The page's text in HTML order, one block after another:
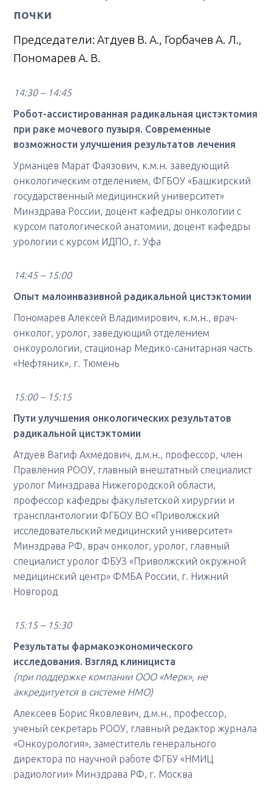
почки
Председатели: Атдуев В. А., Горбачев А. Л.,
Пономарев А. В.
14:30 – 14:45
Робот-ассистированная радикальная цистэктомия
при раке мочевого пузыря. Современные
возможности улучшения результатов лечения
Урманцев Марат Фаязович, к.м.н. заведующий
онкологическим отделением, ФГБОУ «Башкирский
государственный медицинский университет»
Минздрава России, доцент кафедры онкологии с
курсом патологической анатомии, доцент кафедры
урологии с курсом ИДПО, г. Уфа
14:45 – 15:00
Опыт малоинвазивной радикальной цистэктомии
Пономарев Алексей Владимирович, к.м.н., врач-
онколог, уролог, заведующий отделением
онкоурологии, стационар Медико-санитарная часть
«Нефтяник», г. Тюмень
15:00 – 15:15
Пути улучшения онкологических результатов
радикальной цистэктомии
Атдуев Вагиф Ахмедович, д.м.н., профессор, член
Правления РООУ, главный внештатный специалист
уролог Минздрава Нижегородской области,
профессор кафедры факультетской хирургии и
трансплантологии ФГБОУ ВО «Приволжский
исследовательский медицинский университет»
Минздрава РФ, врач онколог, уролог, главный
специалист уролог ФБУЗ «Приволжский окружной
медицинский центр» ФМБА России, г. Нижний
Новгород
15:15 – 15:30
Результаты фармакоэкономического
исследования. Взгляд клинициста
(при поддержке компании ООО «Мерк», не
аккредитуется в системе НМО)
Алексеев Борис Яковлевич, д.м.н., профессор,
ученый секретарь РООУ, главный редактор журнала
«Онкоурология», заместитель генерального
директора по научной работе ФГБУ «НМИЦ
радиологии» Минздрава РФ, г. Москва